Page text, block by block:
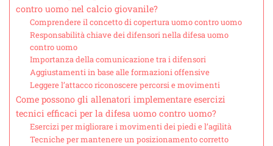
contro uomo nel calcio giovanile?
Comprendere il concetto di copertura uomo contro uomo
Responsabilità chiave dei difensori nella difesa uomo
contro uomo
Importanza della comunicazione tra i difensori
Aggiustamenti in base alle formazioni offensive
Leggere l’attacco riconoscere percorsi e movimenti
Come possono gli allenatori implementare esercizi
tecnici efficaci per la difesa uomo contro uomo?
Esercizi per migliorare i movimenti dei piedi e l’agilità
Tecniche per mantenere un posizionamento corretto